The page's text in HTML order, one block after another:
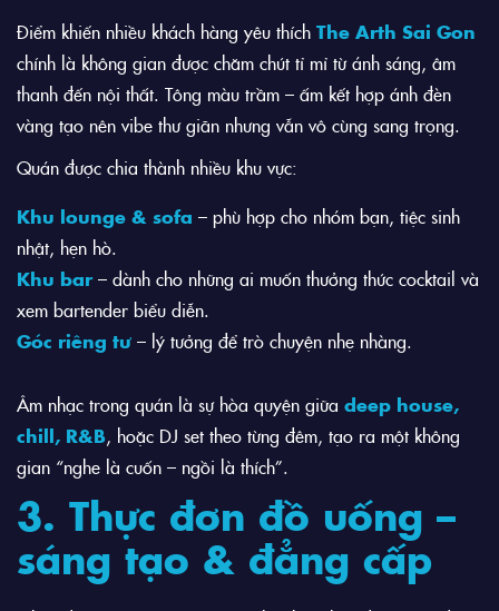
Điểm khiến nhiều khách hàng yêu thích The Arth Sai Gon
chính là không gian được chăm chút tỉ mỉ từ ánh sáng, âm
thanh đến nội thất. Tông màu trầm – ấm kết hợp ánh đèn
vàng tạo nên vibe thư giãn nhưng vẫn vô cùng sang trọng.
Quán được chia thành nhiều khu vực:
Khu lounge & sofa – phù hợp cho nhóm bạn, tiệc sinh
nhật, hẹn hò.
Khu bar – dành cho những ai muốn thưởng thức cocktail và
xem bartender biểu diễn.
Góc riêng tư – lý tưởng để trò chuyện nhẹ nhàng.
Âm nhạc trong quán là sự hòa quyện giữa deep house,
chill, R&B, hoặc DJ set theo từng đêm, tạo ra một không
gian “nghe là cuốn – ngồi là thích”.
3. Thực đơn đồ uống –
sáng tạo & đẳng cấp